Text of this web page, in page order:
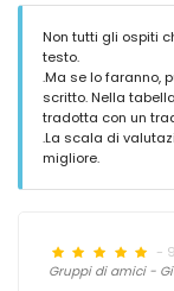
Non tutti gli ospiti
testo.
.Ma se lo faranno,
scritto. Nella
tradotta con un
.La scala di
migliore.
-
Gruppi di amici -